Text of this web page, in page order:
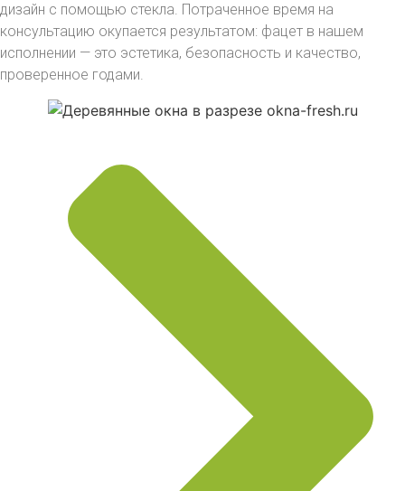
дизайн с помощью стекла. Потраченное время на
консультацию окупается результатом: фацет в нашем
исполнении — это эстетика, безопасность и качество,
проверенное годами.